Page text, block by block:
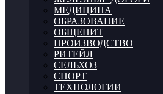
МЕДИЦИНА
ОБРАЗОВАНИЕ
ОБЩЕПИТ
ПРОИЗВОДСТВО
РИТЕЙЛ
СЕЛЬХОЗ
СПОРТ
ТЕХНОЛОГИИ